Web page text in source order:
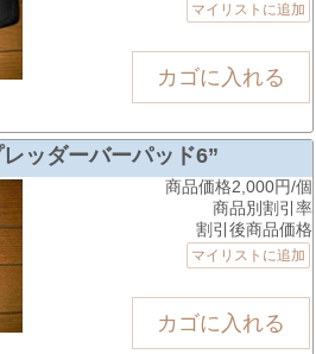
マイリストに追加
ッダーバーパッド6”
商品価格2,000円/個
商品別割引率
割引後商品価格
マイリストに追加